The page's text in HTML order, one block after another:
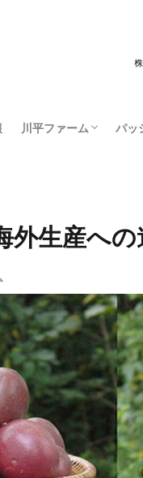
川平ファーム パッ
生産への